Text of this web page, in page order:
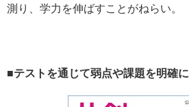
測り、学力を伸ばすことがねらい。
■テストを通じて弱点や課題を明確に